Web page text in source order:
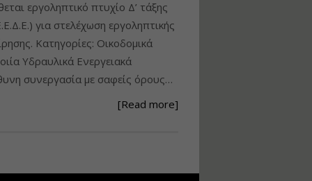
εργοληπτικό πτυχίο Δ’ τάξης
για στελέχωση εργοληπτικής
Κατηγορίες: Οικοδομικά
Υδραυλικά Ενεργειακά
συνεργασία με σαφείς όρους…
[Read more]
Διάρκεια: 6 ώρες
Έργων με τον
Ν.4782/2021